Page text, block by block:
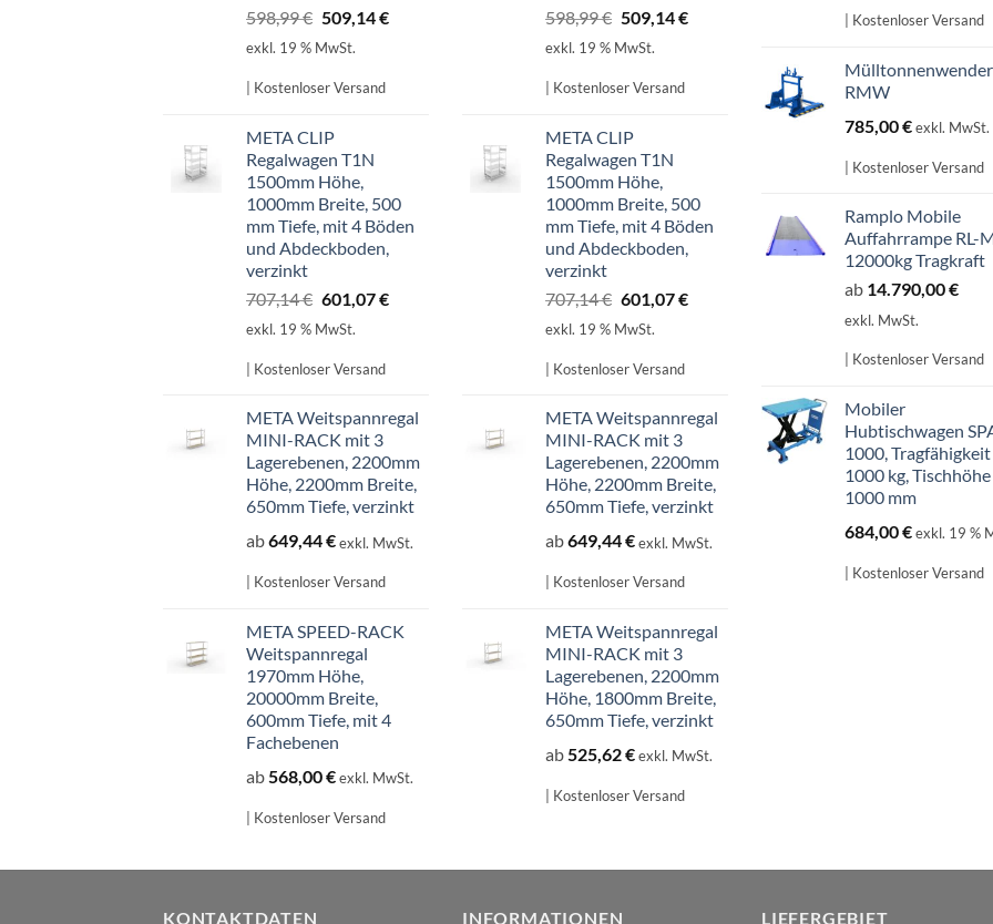
598,99€ Ursprünglicher
Preis
598,99 €
509,14€Aktueller
exkl. 19 % MwSt.
| Kostenloser Versand
META CLIP
Regalwagen T1N
1500mm Höhe,
1000mm Breite, 500
mm Tiefe, mit 4 Böden
und Abdeckboden,
verzinkt
707,14€ Ursprünglicher
Preis
707,14 €
601,07€Aktueller
exkl. 19 % MwSt.
| Kostenloser Versand
META Weitspannregal
MINI-RACK mit 3
Lagerebenen, 2200mm
Höhe, 2200mm Breite,
650mm Tiefe, verzinkt
ab649,44€exkl. MwSt.
| Kostenloser Versand
META SPEED-RACK
Weitspannregal
1970mm Höhe,
20000mm Breite,
600mm Tiefe, mit 4
Fachebenen
ab568,00€exkl. MwSt.
| Kostenloser Versand
598,99€ Ursprünglicher
Preis
598,99 €
509,14€Aktueller
exkl. 19 % MwSt.
| Kostenloser Versand
META CLIP
Regalwagen T1N
1500mm Höhe,
1000mm Breite, 500
mm Tiefe, mit 4 Böden
und Abdeckboden,
verzinkt
707,14€ Ursprünglicher
Preis
707,14 €
601,07€Aktueller
exkl. 19 % MwSt.
| Kostenloser Versand
META Weitspannregal
MINI-RACK mit 3
Lagerebenen, 2200mm
Höhe, 2200mm Breite,
650mm Tiefe, verzinkt
ab649,44€exkl. MwSt.
| Kostenloser Versand
META Weitspannregal
MINI-RACK mit 3
Lagerebenen, 2200mm
Höhe, 1800mm Breite,
650mm Tiefe, verzinkt
ab525,62€exkl. MwSt.
| Kostenloser Versand
| Kostenloser Versand
RMW
785,00€exkl. MwSt.
| Kostenloser Versand
Ramplo Mobile
Auffahrrampe RL-
12000kg Tragkraft
ab 14.790,00€
exkl. MwSt.
| Kostenloser Versand
Mobiler
Hubtischwagen
1000, Tragfähigkeit
1000 kg, Tischhöhe
1000 mm
684,00€exkl. 19 %
| Kostenloser Versand
KONTAKTDATEN INFORMATIONEN LIEFERGEBIET